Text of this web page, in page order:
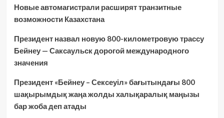
Новые автомагистрали расширят транзитные
возможности Казахстана
Президент назвал новую 800-километровую трассу
Бейнеу — Саксаульск дорогой международного
значения
Президент «Бейнеу – Сексеуіл» бағытындағы 800
шақырымдық жаңа жолды халықаралық маңызы
бар жоба деп атады